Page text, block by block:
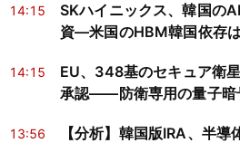
14:15
SKハイニックス、韓国の
資―米国のHBM韓国依存
14:15
EU、348基のセキュア衛
承認——防衛専用の量子暗
13:56
【分析】韓国版IRA、半